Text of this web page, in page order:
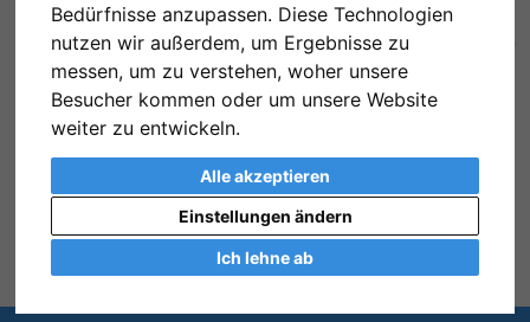
Bedürfnisse anzupassen. Diese Technologien
nutzen wir außerdem, um Ergebnisse zu
messen, um zu verstehen, woher unsere
Besucher kommen oder um unsere Website
weiter zu entwickeln.
Alle akzeptieren
Ich lehne ab
Einstellungen ändern
Zurück